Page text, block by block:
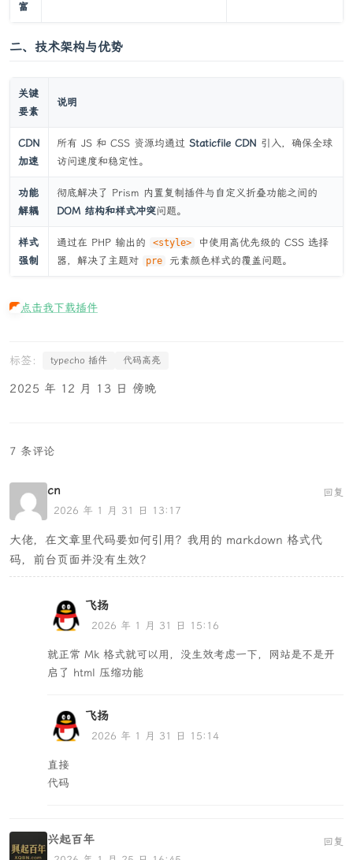
富
二、技术架构与优势
关键
要素
说明
CDN
加速
所有 JS 和 CSS 资源均通过 Staticfile CDN 引入，确保全球
访问速度和稳定性。
功能
解耦
彻底解决了 Prism 内置复制插件与自定义折叠功能之间的
DOM 结构和样式冲突问题。
样式
强制
通过在 PHP 输出的 <style>
中使用高优先级的 CSS 选择
器，解决了主题对
pre 元素颜色样式的覆盖问题。
点击我下载插件
typecho 插件 代码高亮
2025 年 12 月 13 日 傍晚
7 条评论
cn
2026 年 1 月 31 日 13:17
大佬，在文章里代码要如何引用？我用的 markdown 格式代
码，前台页面并没有生效？
回复
飞扬
2026 年 1 月 31 日 15:16
就正常 Mk 格式就可以用，没生效考虑一下，网站是不是开
启了 html 压缩功能
飞扬
2026 年 1 月 31 日 15:14
直接
代码
兴起百年 回复